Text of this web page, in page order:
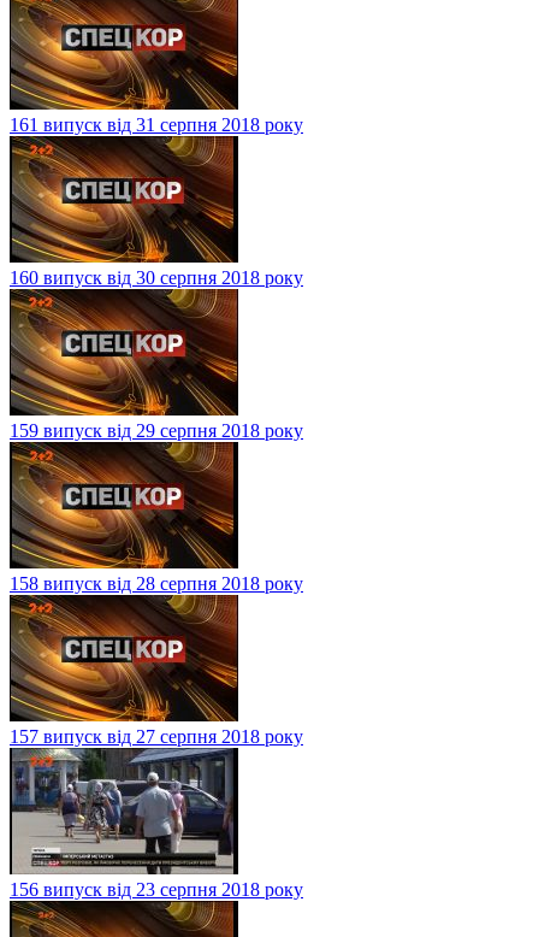
161 випуск від 31 серпня 2018 року
160 випуск від 30 серпня 2018 року
159 випуск від 29 серпня 2018 року
158 випуск від 28 серпня 2018 року
157 випуск від 27 серпня 2018 року
156 випуск від 23 серпня 2018 року